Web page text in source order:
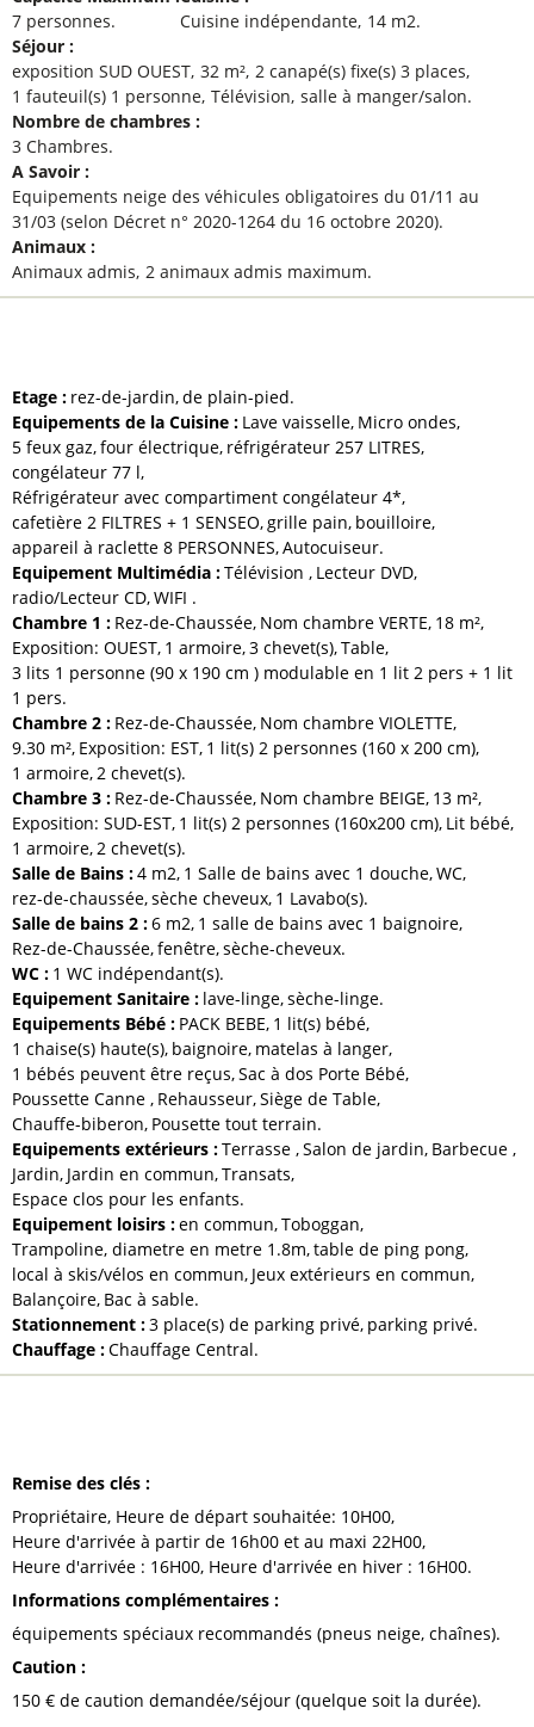
7 personnes
Cuisine indépendante 14 m2
Séjour :
exposition SUD OUEST 32 m² 2 canapé(s) fixe(s) 3 places
1 fauteuil(s) 1 personne Télévision salle à manger/salon
Nombre de chambres :
3 Chambres
A Savoir :
Equipements neige des véhicules obligatoires du 01/11 au
31/03 (selon Décret n° 2020-1264 du 16 octobre 2020)
Animaux :
Animaux admis 2 animaux admis maximum
Etage : rez-de-jardin de plain-pied
Equipements de la Cuisine : Lave vaisselle Micro ondes
5 feux gaz four électrique réfrigérateur 257 LITRES
congélateur 77 l
Réfrigérateur avec compartiment congélateur 4*
cafetière 2 FILTRES + 1 SENSEO grille pain bouilloire
appareil à raclette 8 PERSONNES Autocuiseur
Equipement Multimédia :Télévision
Lecteur DVD
radio/Lecteur CD WIFI
Chambre 1 : Rez-de-Chaussée Nom chambre VERTE 18 m²
Exposition: OUEST 1 armoire 3 chevet(s) Table
3 lits 1 personne (90 x 190 cm ) modulable en 1 lit 2 pers + 1 lit
1 pers
Chambre 2 : Rez-de-Chaussée Nom chambre VIOLETTE
9.30 m² Exposition: EST 1 lit(s) 2 personnes (160 x 200 cm)
1 armoire 2 chevet(s)
Chambre 3 : Rez-de-Chaussée Nom chambre BEIGE 13 m²
Exposition: SUD-EST 1 lit(s) 2 personnes (160x200 cm) Lit bébé
1 armoire 2 chevet(s)
Salle de Bains :4 m2 1 Salle de bains avec 1 douche WC
rez-de-chaussée sèche cheveux 1 Lavabo(s)
Salle de bains 2 :6 m2 1 salle de bains avec 1 baignoire
Rez-de-Chaussée fenêtre sèche-cheveux
WC : 1 WC indépendant(s)
Equipement Sanitaire : lave-linge sèche-linge
Equipements Bébé : PACK BEBE 1 lit(s) bébé
1 chaise(s) haute(s) baignoire matelas à langer
1 bébés peuvent être reçus Sac à dos Porte Bébé
Poussette Canne Rehausseur Siège de Table
Chauffe-biberon Pousette tout terrain
Equipements extérieurs :Terrasse Salon de jardin Barbecue
Jardin Jardin en commun Transats
Espace clos pour les enfants
Equipement loisirs :en commun Toboggan
Trampoline, diametre en metre 1.8m table de ping pong
local à skis/vélos en commun Jeux extérieurs en commun
Balançoire Bac à sable
Stationnement :3 place(s) de parking privé parking privé
Chauffage :Chauffage Central
Remise des clés :
Propriétaire Heure de départ souhaitée: 10H00
Heure d'arrivée à partir de 16h00 et au maxi 22H00
Heure d'arrivée : 16H00 Heure d'arrivée en hiver : 16H00
Informations complémentaires :
équipements spéciaux recommandés (pneus neige, chaînes)
Caution :
150 € de caution demandée/séjour (quelque soit la durée)